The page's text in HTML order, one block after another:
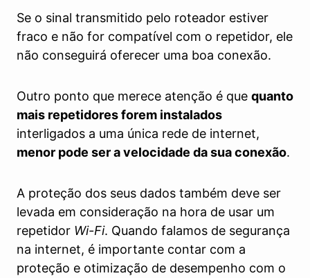
Se o sinal transmitido pelo roteador estiver
fraco e não for compatível com o repetidor, ele
não conseguirá oferecer uma boa conexão.
Outro ponto que merece atenção é que quanto
mais repetidores forem instalados
interligados a uma única rede de internet,
menor pode ser a velocidade da sua conexão.
A proteção dos seus dados também deve ser
levada em consideração na hora de usar um
repetidor Wi-Fi. Quando falamos de segurança
na internet, é importante contar com a
proteção e otimização de desempenho com o